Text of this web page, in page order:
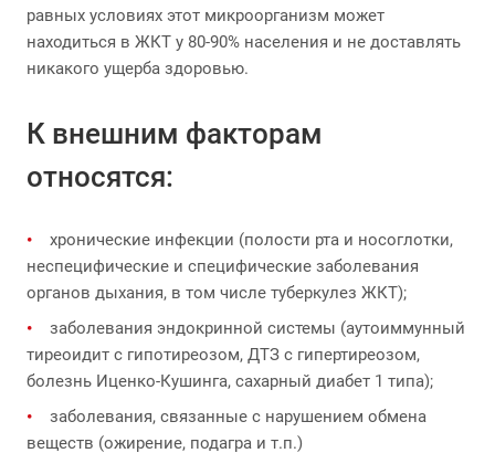
равных условиях этот микроорганизм может
находиться в ЖКТ у 80-90% населения и не доставлять
никакого ущерба здоровью.
К внешним факторам
относятся:
хронические инфекции (полости рта и носоглотки,
неспецифические и специфические заболевания
органов дыхания, в том числе туберкулез ЖКТ);
заболевания эндокринной системы (аутоиммунный
тиреоидит с гипотиреозом, ДТЗ с гипертиреозом,
болезнь Иценко-Кушинга, сахарный диабет 1 типа);
заболевания, связанные с нарушением обмена
веществ (ожирение, подагра и т.п.)